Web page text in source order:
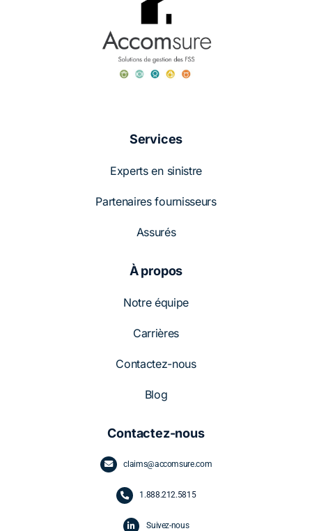
Services
Experts en sinistre
Partenaires fournisseurs
Assurés
À propos
Notre équipe
Carrières
Contactez-nous
Blog
Contactez-nous
claims@accomsure.com
1.888.212.5815
Suivez-nous